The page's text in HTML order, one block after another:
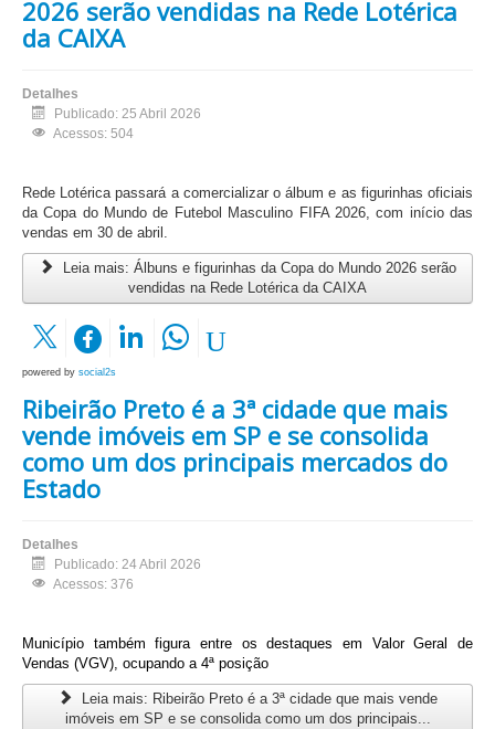
2026 serão vendidas na Rede Lotérica
da CAIXA
Detalhes
Publicado: 25 Abril 2026
Acessos: 504
Rede Lotérica passará a comercializar o álbum e as figurinhas oficiais
da Copa do Mundo de Futebol Masculino FIFA 2026, com início das
vendas em 30 de abril.
Leia mais: Álbuns e figurinhas da Copa do Mundo 2026 serão
vendidas na Rede Lotérica da CAIXA
powered by social2s
Ribeirão Preto é a 3ª cidade que mais
vende imóveis em SP e se consolida
como um dos principais mercados do
Estado
Detalhes
Publicado: 24 Abril 2026
Acessos: 376
Município também figura entre os destaques em Valor Geral de
Vendas (VGV), ocupando a 4ª posição
Leia mais: Ribeirão Preto é a 3ª cidade que mais vende
imóveis em SP e se consolida como um dos principais...